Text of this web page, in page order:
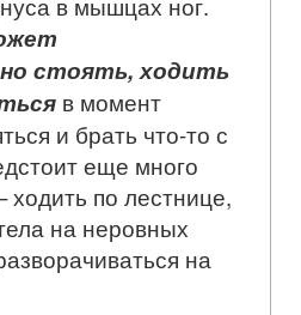
стоять, ходить
в момент
и брать что-то с
еще много
ходить по лестнице,
на неровных
на